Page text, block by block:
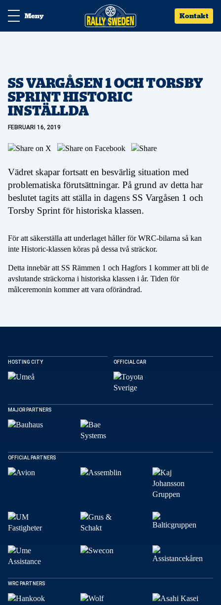
Kontakt
Meny
SS VARGÅSEN 1 OCH TORSBY
SPRINT HISTORIC
INSTÄLLDA
FEBRUARI 16, 2019
Vädret skapar fortsatt en besvärlig situation med
problematiska förutsättningar. På grund av detta har
beslutet tagits att ställa in dagens SS Vargåsen 1 och
Torsby Sprint för historiska klassen.
För att säkerställa att underlaget håller för WRC-bilarna så kan
inte Historic-klassen köras på dessa två sträckor.
Detta innebär att SS Rämmen 1 och Hagfors 1 kommer att bli de
avslutande sträckorna i historiska klassen i år. Tiden för
målceremonin kommer att vara oförändrad.
HOSTING CITY OFFICIAL CAR
MAJOR PARTNERS
OFFICIAL PARTNERS
WRC PARTNERS
DELA
Facebook E-post
Kopiera